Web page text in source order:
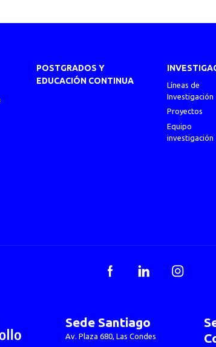
POSTGRADOS Y
EDUCACIÓN CONTINUA
Líneas de
Investigación
Proyectos
Equipo
investigación
FacebookLinkedInInstagram
Sede Santiago
Av. Plaza 680, Las Condes